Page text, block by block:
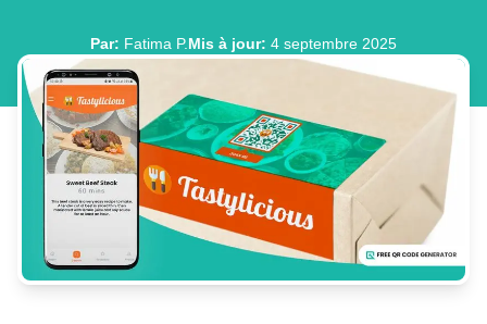
Par: Fatima P.Mis à jour: 4 septembre 2025